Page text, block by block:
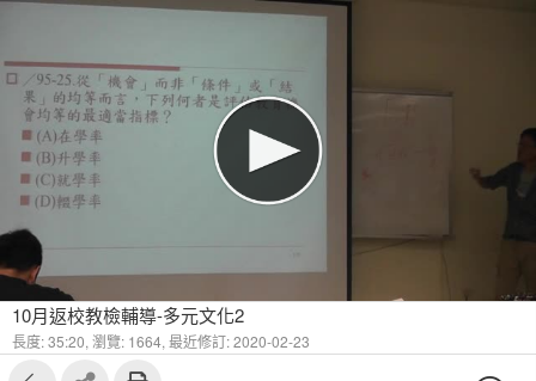
10月返校教檢輔導-多元文化2
長度: 35:20, 瀏覽: 1664, 最近修訂: 2020-02-23